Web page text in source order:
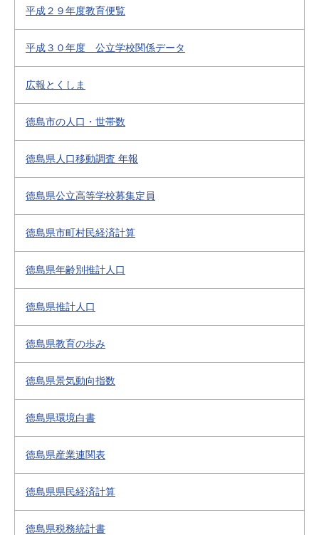
平成２９年度教育便覧
平成３０年度 公立学校関係データ
広報とくしま
徳島市の人口・世帯数
徳島県人口移動調査 年報
徳島県公立高等学校募集定員
徳島県市町村民経済計算
徳島県年齢別推計人口
徳島県推計人口
徳島県教育の歩み
徳島県景気動向指数
徳島県環境白書
徳島県産業連関表
徳島県県民経済計算
徳島県税務統計書